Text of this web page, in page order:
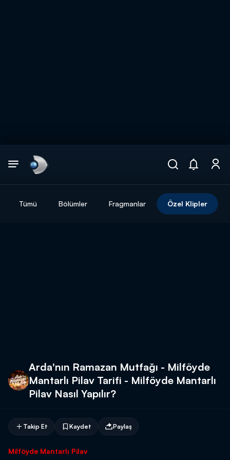
Tümü Bölümler Fragmanlar Özel Klipler
Arda'nın Ramazan Mutfağı - Milföyde
Mantarlı Pilav Tarifi - Milföyde Mantarlı
Pilav Nasıl Yapılır?
Takip Et Kaydet Paylaş
Milföyde Mantarlı Pilav